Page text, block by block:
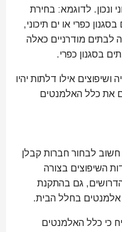
ונכון. לדוגמא: בחירת
כפרי או ים תיכוני,
מודרניים כאלה
בסגנון כפרי.
אילו דלתות יהיו
את כלל האלמנטים
לבחור חברות קבלן
השיפוצים בצורה
גם בהתקנת
אלמנטים בחלל הבית.
כי כלל האלמנטים